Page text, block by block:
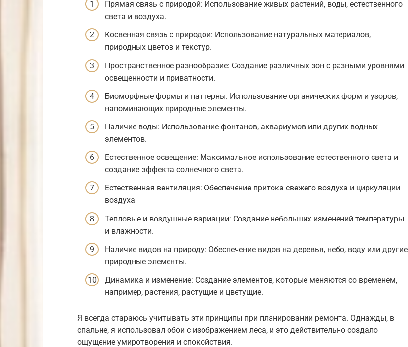
Прямая связь с природой: Использование живых растений, воды, естественного
света и воздуха.
Косвенная связь с природой: Использование натуральных материалов,
природных цветов и текстур.
Пространственное разнообразие: Создание различных зон с разными уровнями
освещенности и приватности.
Биоморфные формы и паттерны: Использование органических форм и узоров,
напоминающих природные элементы.
Наличие воды: Использование фонтанов, аквариумов или других водных
элементов.
Естественное освещение: Максимальное использование естественного света и
создание эффекта солнечного света.
Естественная вентиляция: Обеспечение притока свежего воздуха и циркуляции
воздуха.
Тепловые и воздушные вариации: Создание небольших изменений температуры
и влажности.
Наличие видов на природу: Обеспечение видов на деревья, небо, воду или другие
природные элементы.
Динамика и изменение: Создание элементов, которые меняются со временем,
например, растения, растущие и цветущие.
Я всегда стараюсь учитывать эти принципы при планировании ремонта. Однажды, в
спальне, я использовал обои с изображением леса, и это действительно создало
ощущение умиротворения и спокойствия.